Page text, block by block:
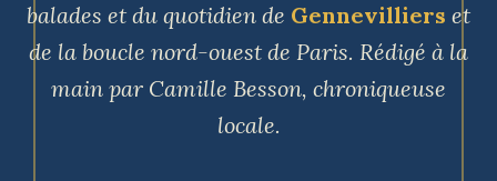
balades et du quotidien de Gennevilliers et
de la boucle nord-ouest de Paris. Rédigé à la
main par Camille Besson, chroniqueuse
locale.